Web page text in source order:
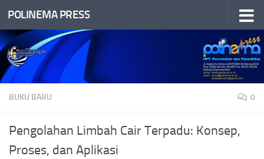
Skip to content
POLINEMA PRESS
BUKU BARU 0
Pengolahan Limbah Cair Terpadu: Konsep,
Proses, dan Aplikasi